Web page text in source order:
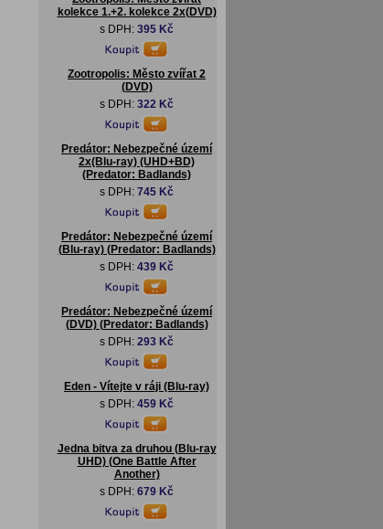
kolekce 1.+2. kolekce 2x(DVD)
s DPH: 395 Kč
Zootropolis: Město zvířat 2
(DVD)
s DPH: 322 Kč
Predátor: Nebezpečné území
2x(Blu-ray) (UHD+BD)
(Predator: Badlands)
s DPH: 745 Kč
Predátor: Nebezpečné území
(Blu-ray) (Predator: Badlands)
s DPH: 439 Kč
Predátor: Nebezpečné území
(DVD) (Predator: Badlands)
s DPH: 293 Kč
Eden - Vítejte v ráji (Blu-ray)
s DPH: 459 Kč
Jedna bitva za druhou (Blu-ray
UHD) (One Battle After
Another)
s DPH: 679 Kč